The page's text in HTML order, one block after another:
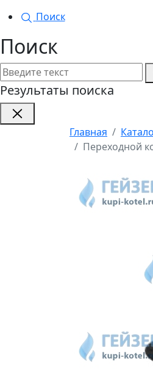
Поиск
Поиск
Результаты поиска
Главная
Переходной